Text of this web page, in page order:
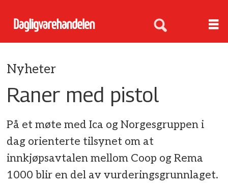
Nyheter
Raner med pistol
På et møte med Ica og Norgesgruppen i
dag orienterte tilsynet om at
innkjøpsavtalen mellom Coop og Rema
1000 blir en del av vurderingsgrunnlaget.